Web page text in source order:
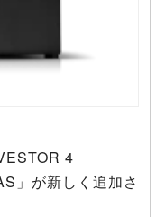
4
」が新しく追加さ